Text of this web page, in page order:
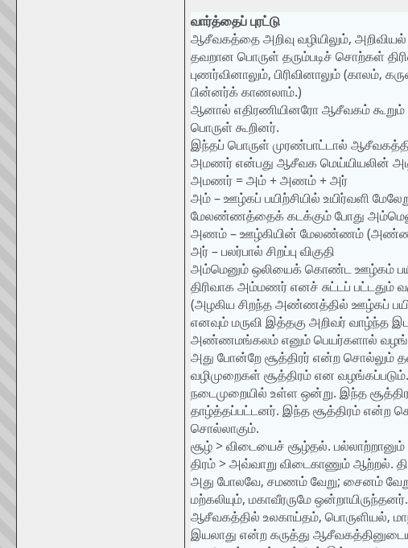
வார்த்தைப் புரட்டு
ஆசீவகத்தை அறிவு வழியிலும்,
தவறான பொருள் தரும்படிச் சொற்கள்
புணர்வினாலும், பிரிவினாலும்
பின்னர்க் காணலாம்.)
ஆனால் எதிரணியினரோ ஆசீவகம் கூறும்
பொருள் கூறினர்.
இந்தப் பொருள் முரண்பாட்டால்
அமணர் என்பது ஆசீவக மெய்யியலின்
அமணர் = அம் + அணம் + அர்
அம் – ஊழ்கப் பயிற்சியில் உயிர்வளி
மேலண்ணத்தைக் கடக்கும் போது
அணம் – ஊழ்கியின் மேலண்ணம்
அர் – பலர்பால் சிறப்பு விகுதி
அம்மெனும் ஒலியைக் கொண்ட ஊழ்கம்
திரிவாக அம்மணர் எனச் சுட்டப் பட்டதும்
(அழகிய சிறந்த அண்ணத்தில் ஊழ்கப்
எனவும் மருவி இத்தகு அறிவர்
அண்ணமங்கலம் எனும் பெயர்களால்
அது போன்றே சூத்திரர் என்ற சொல்லும்
வழிமுறைகள் சூத்திரம் என
நடைமுறையில் உள்ள ஒன்று. இந்த
தாழ்த்தப்பட்டனர். இந்த சூத்திரம் என்ற
சொல்லாகும்.
சூழ் > விடையைச் சூழ்தல்.
திரம் > அவ்வாறு விடைகாணும் ஆற்றல்.
அது போலவே, சமணம் வேறு; சைனம்
மற்கலியும், மகாவீரருமே
ஆசீவகத்தில் உலகாய்தம், பொருளியல்,
இயலாது என்ற கருத்து